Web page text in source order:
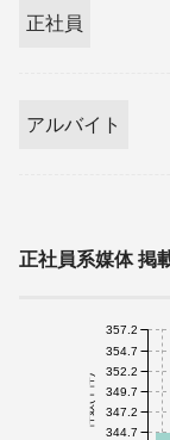
正社員
アルバイト
正社員系媒体 掲
件数(千件)
344.7
347.2
349.7
352.2
354.7
357.2